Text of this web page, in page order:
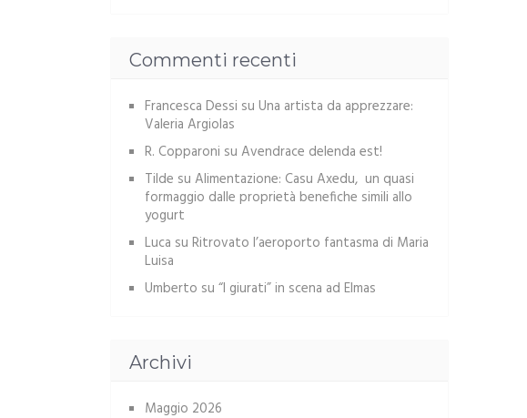
Commenti recenti
Francesca Dessi su Una artista da apprezzare:
Valeria Argiolas
R. Copparoni su Avendrace delenda est!
Tilde su Alimentazione: Casu Axedu, un quasi
formaggio dalle proprietà benefiche simili allo
yogurt
Luca su Ritrovato l’aeroporto fantasma di Maria
Luisa
Umberto su “I giurati” in scena ad Elmas
Archivi
Maggio 2026